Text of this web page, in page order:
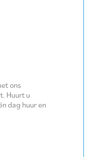
ons
Huurt u
dag huur en